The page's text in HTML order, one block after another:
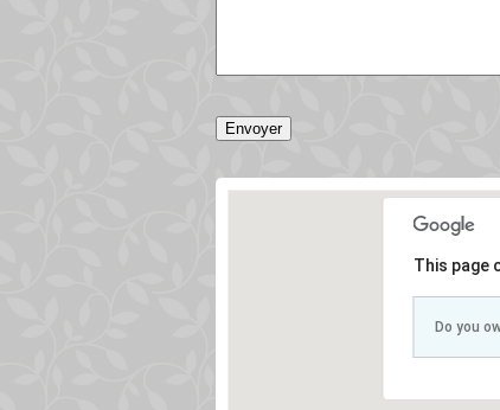
This page
Do you